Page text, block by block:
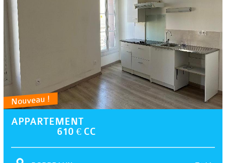
Nouveau !
APPARTEMENT
610 € CC